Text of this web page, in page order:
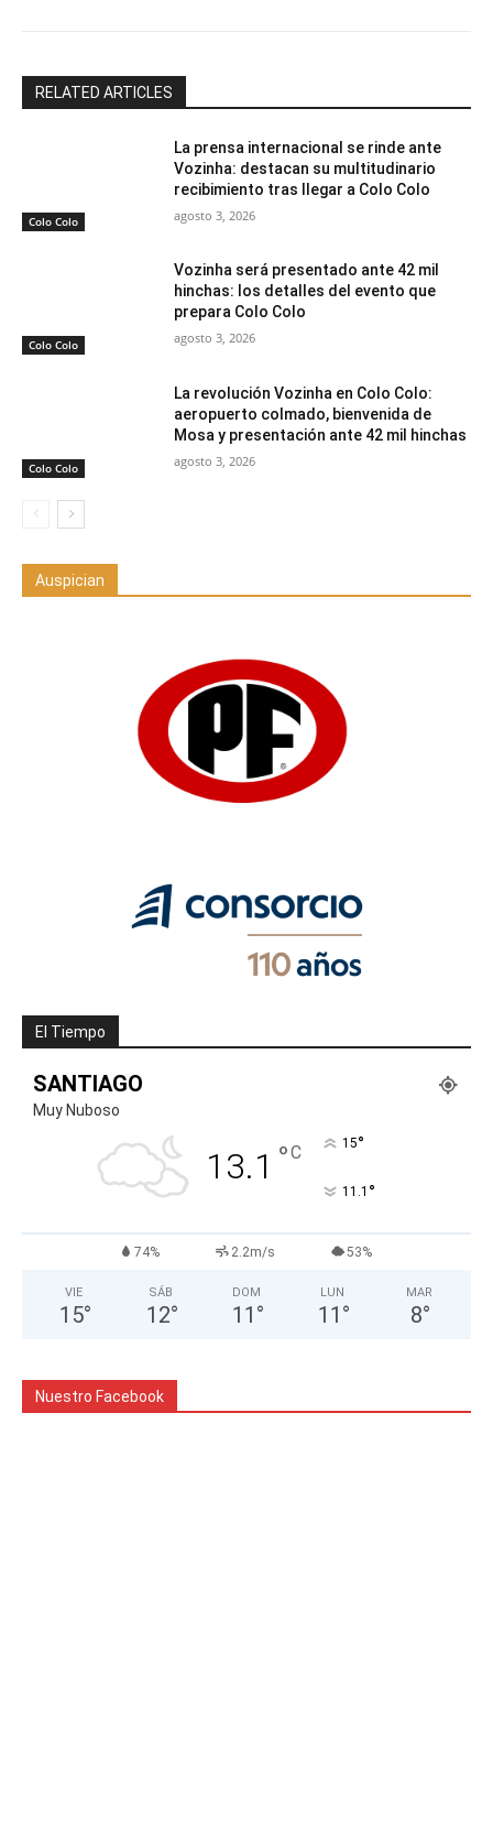
RELATED ARTICLES
Colo Colo
La prensa internacional se rinde ante
Vozinha: destacan su multitudinario
recibimiento tras llegar a Colo Colo
agosto 3, 2026
Colo Colo
Vozinha será presentado ante 42 mil
hinchas: los detalles del evento que
prepara Colo Colo
agosto 3, 2026
Colo Colo
La revolución Vozinha en Colo Colo:
aeropuerto colmado, bienvenida de
Mosa y presentación ante 42 mil hinchas
agosto 3, 2026
Auspician
El Tiempo
SANTIAGO
Muy Nuboso
13.1 °C 15°
11.1 °
74% 2.2m/s 53%
VIE
15°
SÁB
12°
DOM
11 °
LUN
11 °
MAR
8°
Nuestro Facebook